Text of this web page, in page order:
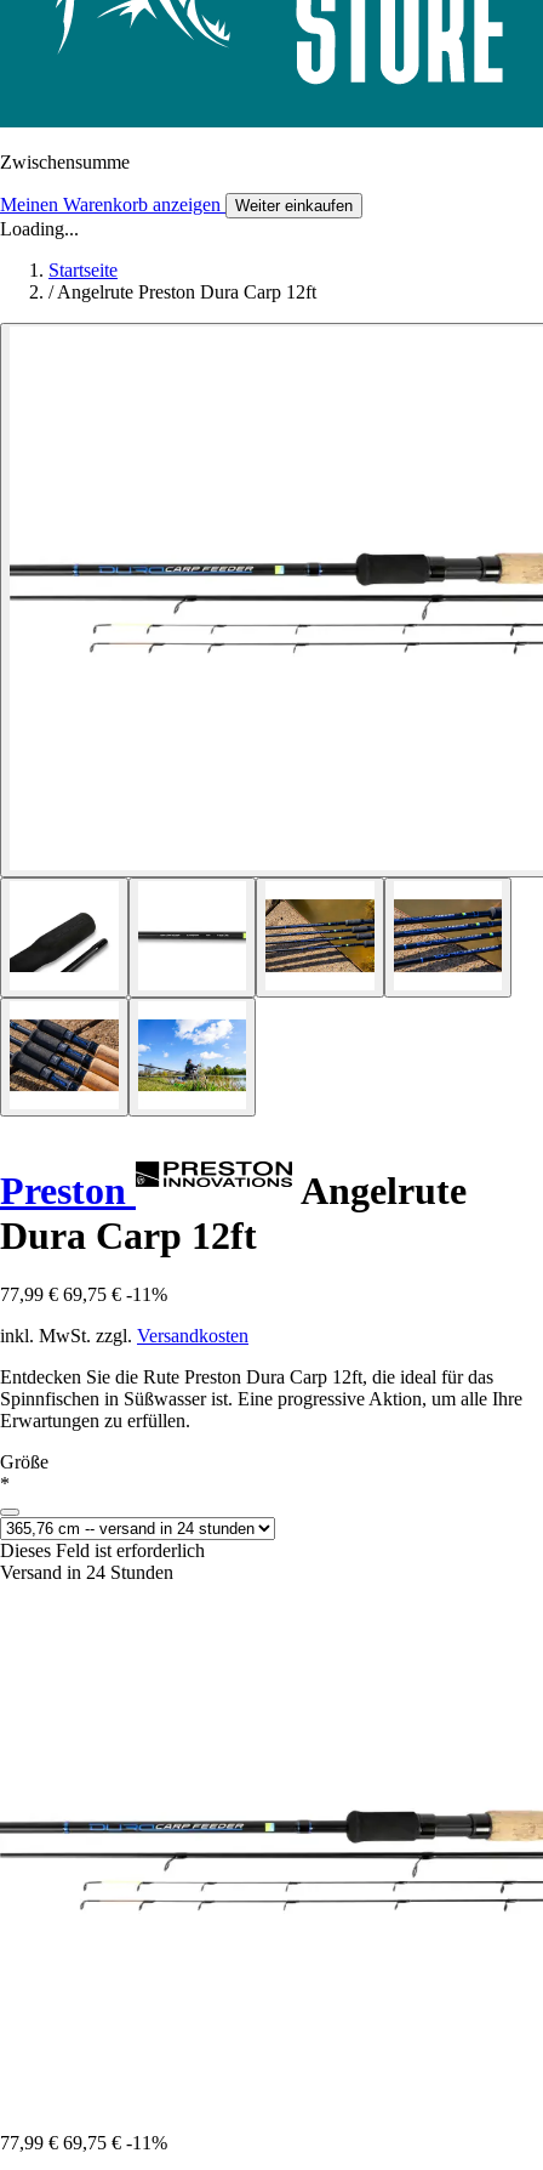
Zwischensumme
Meinen Warenkorb anzeigen Weiter einkaufen
Loading...
Startseite
/ Angelrute Preston Dura Carp 12ft
Preston
Angelrute
Dura Carp 12ft
77,99 € 69,75 € -11%
inkl. MwSt. zzgl. Versandkosten
Entdecken Sie die Rute Preston Dura Carp 12ft, die ideal für das
Spinnfischen in Süßwasser ist. Eine progressive Aktion, um alle Ihre
Erwartungen zu erfüllen.
Größe
*
Dieses Feld ist erforderlich
Versand in 24 Stunden
77,99 € 69,75 € -11%